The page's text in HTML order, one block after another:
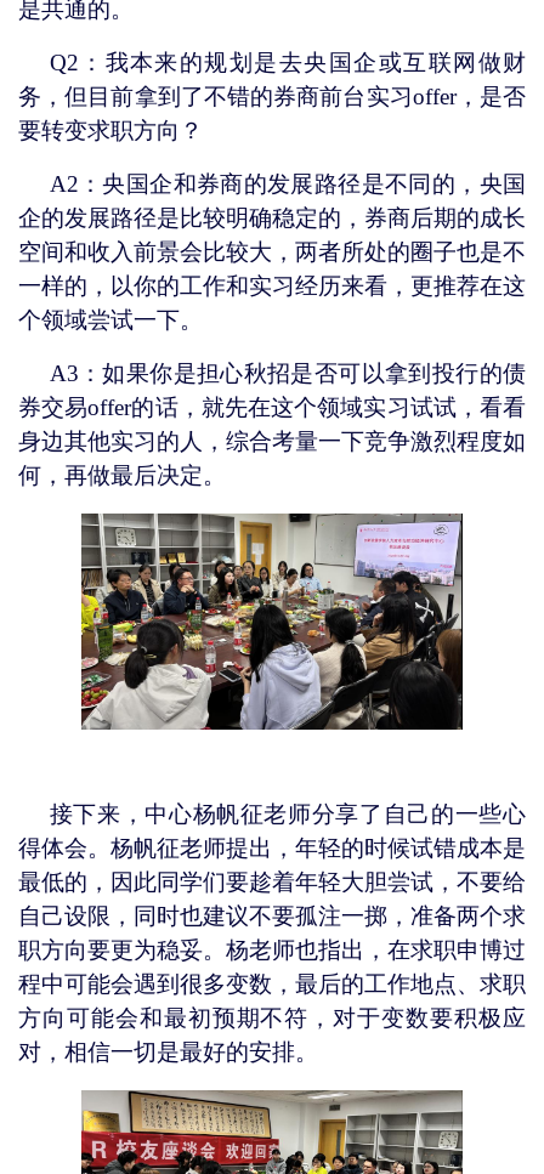
是共通的。
Q2：我本来的规划是去央国企或互联网做财
务，但目前拿到了不错的券商前台实习offer，是否
要转变求职方向？
A2：央国企和券商的发展路径是不同的，央国
企的发展路径是比较明确稳定的，券商后期的成长
空间和收入前景会比较大，两者所处的圈子也是不
一样的，以你的工作和实习经历来看，更推荐在这
个领域尝试一下。
A3 ：如果你是担心秋招是否可以拿到投行的债
券交易offer的话，就先在这个领域实习试试，看看
身边其他实习的人，综合考量一下竞争激烈程度如
何，再做最后决定。
接下来，中心杨帆征老师分享了自己的一些心
得体会。杨帆征老师提出，年轻的时候试错成本是
最低的，因此同学们要趁着年轻大胆尝试，不要给
自己设限，同时也建议不要孤注一掷，准备两个求
职方向要更为稳妥。杨老师也指出，在求职申博过
程中可能会遇到很多变数，最后的工作地点、求职
方向可能会和最初预期不符，对于变数要积极应
对，相信一切是最好的安排。